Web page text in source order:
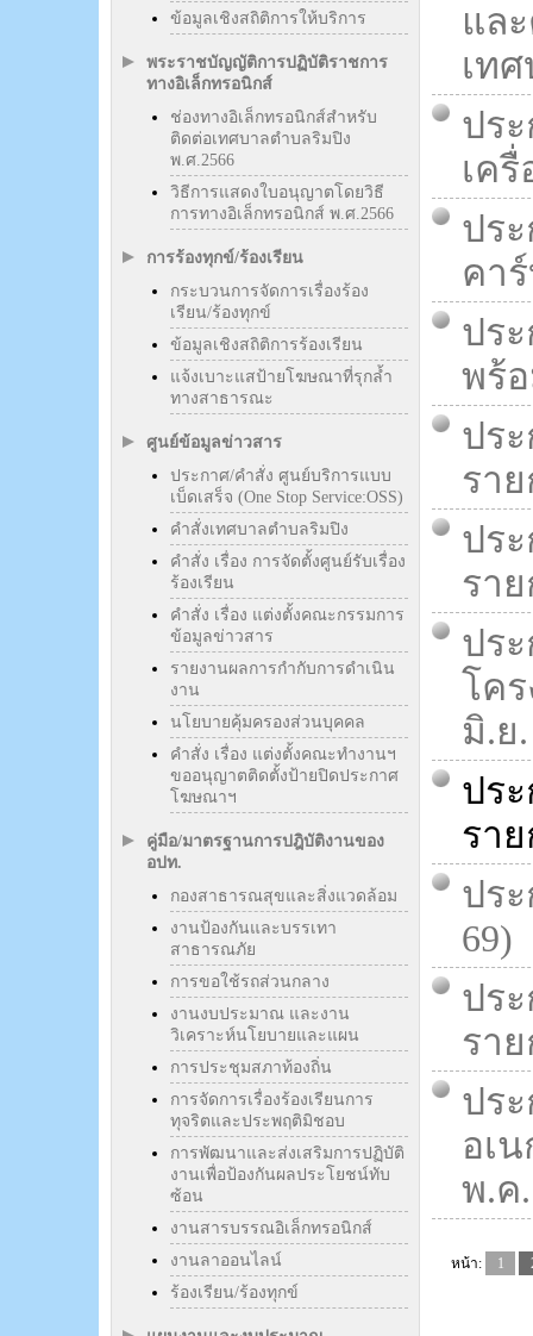
ข้อมูลเชิงสถิติการให้บริการ
พระราชบัญญัติการปฏิบัติราชการ
ทางอิเล็กทรอนิกส์
ช่องทางอิเล็กทรอนิกส์สำหรับ
ติดต่อเทศบาลตำบลริมปิง
พ.ศ.2566
วิธีการแสดงใบอนุญาตโดยวิธี
การทางอิเล็กทรอนิกส์ พ.ศ.2566
การร้องทุกข์/ร้องเรียน
กระบวนการจัดการเรื่องร้อง
เรียน/ร้องทุกข์
ข้อมูลเชิงสถิติการร้องเรียน
แจ้งเบาะแสป้ายโฆษณาที่รุกล้ำ
ทางสาธารณะ
ศูนย์ข้อมูลข่าวสาร
ประกาศ/คำสั่ง ศูนย์บริการแบบ
เบ็ดเสร็จ (One Stop Service:OSS)
คำสั่งเทศบาลตำบลริมปิง
คำสั่ง เรื่อง การจัดตั้งศูนย์รับเรื่อง
ร้องเรียน
คำสั่ง เรื่อง แต่งตั้งคณะกรรมการ
ข้อมูลข่าวสาร
รายงานผลการกำกับการดำเนิน
งาน
นโยบายคุ้มครองส่วนบุคคล
คำสั่ง เรื่อง แต่งตั้งคณะทำงานฯ
ขออนุญาตติดตั้งป้ายปิดประกาศ
โฆษณาฯ
คู่มือ/มาตรฐานการปฎิบัติงานของ
อปท.
กองสาธารณสุขและสิ่งแวดล้อม
งานป้องกันและบรรเทา
สาธารณภัย
การขอใช้รถส่วนกลาง
งานงบประมาณ และงาน
วิเคราะห์นโยบายและแผน
การประชุมสภาท้องถิ่น
การจัดการเรื่องร้องเรียนการ
ทุจริตและประพฤติมิชอบ
การพัฒนาและส่งเสริมการปฏิบัติ
งานเพื่อป้องกันผลประโยชน์ทับ
ซ้อน
งานสารบรรณอิเล็กทรอนิกส์
งานลาออนไลน์
ร้องเรียน/ร้องทุกข์
แล
เท
ปร
เค
ปร
คา
ปร
พร้
ปร
รา
ปร
รา
ปร
โค
มิ.ย
ปร
รา
ปร
69)
ปร
รา
ปร
อเ
พ.ค
หน้า: 1